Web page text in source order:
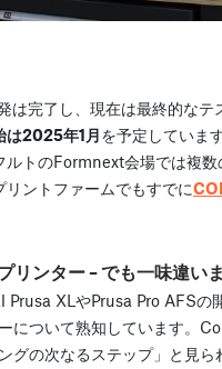
は完了し、現在は最終的なテ
は2025年1月を予定しています
ルトのFormnext会場では複
リントファームでもすでに
リンター – でも一味違い
XLやPrusa Pro AFSの
について熟知しています。
グの次なるステップ」と見ら